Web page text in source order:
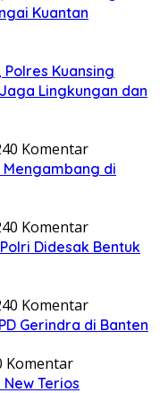
Kuantan
Kuansing
Lingkungan dan
0 Komentar
Mengambang di
0 Komentar
Didesak Bentuk
0 Komentar
Gerindra di Banten
Komentar
Terios